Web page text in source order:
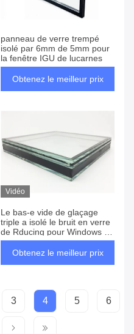
panneau de verre trempé
isolé par 6mm de 5mm pour
la fenêtre IGU de lucarnes
Obtenez le meilleur prix
Vidéo
Le bas-e vide de glaçage
triple a isolé le bruit en verre
de Rducing pour Windows et
des portes
Obtenez le meilleur prix
3 4 5 6